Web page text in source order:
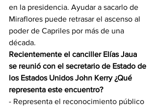
en la presidencia. Ayudar a sacarlo de
Miraflores puede retrasar el ascenso al
poder de Capriles por más de una
década.
Recientemente el canciller Elías Jaua
se reunió con el secretario de Estado de
los Estados Unidos John Kerry ¿Qué
representa este encuentro?
- Representa el reconocimiento público